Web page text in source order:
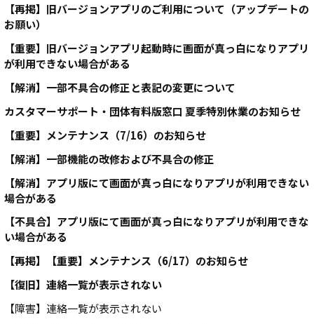
【再掲】旧バージョンアプリのご利用について（アップデートの
お願い）
【重要】旧バージョンアプリ起動時に画面が真っ白になりアプリ
が利用できない場合がある
【解消】一部不具合の修正と表記の変更について
カスタマーサポート・団体有料版窓口 夏季特別休業のお知らせ
【重要】メンテナンス（7/16）のお知らせ
【解消】一部機能の改修および不具合の修正
【解消】アプリ版にて画面が真っ白になりアプリが利用できない
場合がある
【不具合】アプリ版にて画面が真っ白になりアプリが利用できな
い場合がある
【再掲】【重要】メンテナンス（6/17）のお知らせ
【復旧】連絡一覧が表示されない
【障害】連絡一覧が表示されない